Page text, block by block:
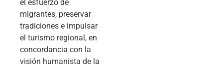
el esfuerzo de
migrantes, preservar
tradiciones e impulsar
el turismo regional, en
concordancia con la
visión humanista de la